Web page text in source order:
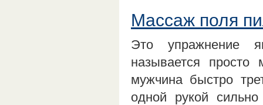
Массаж поля
Это упражнение
называется
мужчина быстро
одной рукой